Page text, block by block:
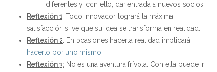
diferentes y, con ello, dar entrada a nuevos socios.
Reflexión 1: Todo innovador logrará la máxima
satisfacción si ve que su idea se transforma en realidad.
Reflexión 2: En ocasiones hacerla realidad implicará
hacerlo por uno mismo.
Reflexión 3: No es una aventura frívola. Con ella puede ir